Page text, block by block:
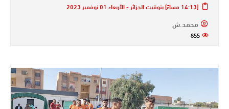
[14:13 مساءً] بتوقيت الجزائر - الأربعاء 01 نوفمبر 2023
محمد.ش
855